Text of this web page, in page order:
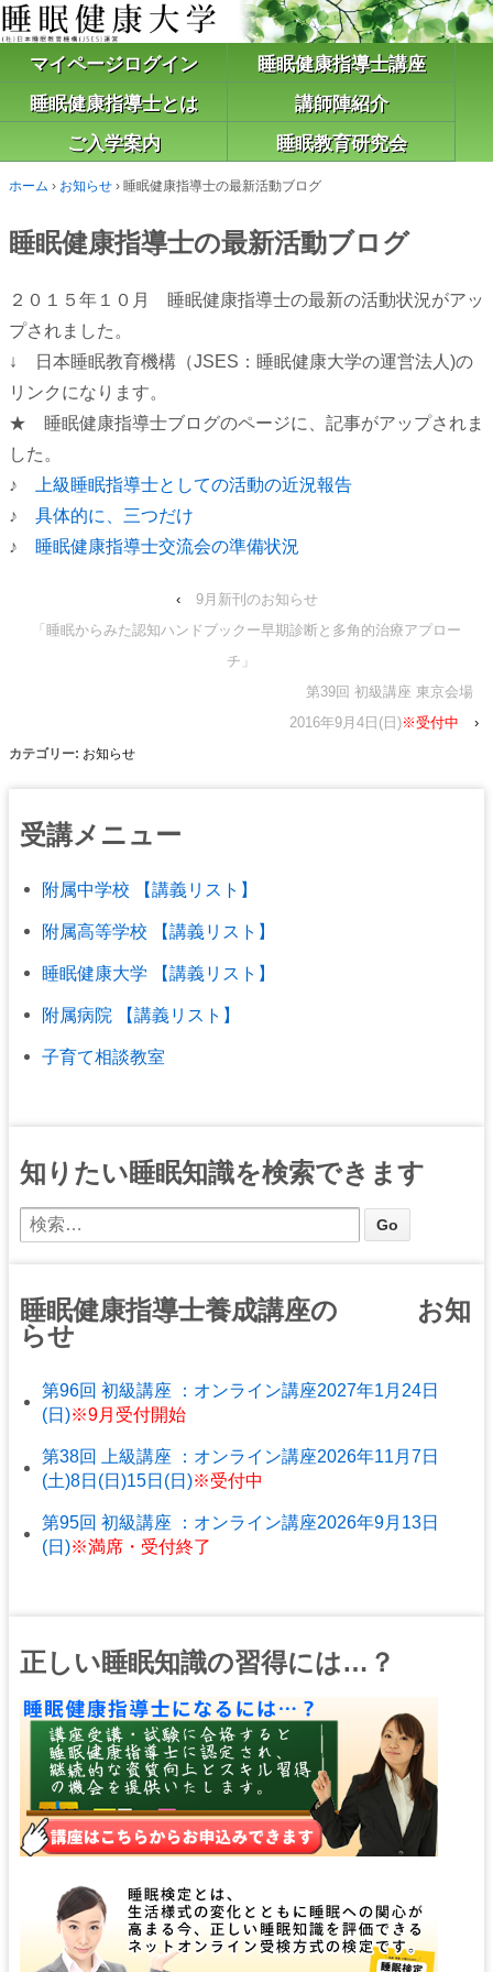
マイページログイン
睡眠健康指導士講座
睡眠健康指導士とは
講師陣紹介
ご入学案内
睡眠教育研究会
ホーム › お知らせ › 睡眠健康指導士の最新活動ブログ
睡眠健康指導士の最新活動ブログ
２０１５年１０月 睡眠健康指導士の最新の活動状況がアッ
プされました。
↓ 日本睡眠教育機構（JSES：睡眠健康大学の運営法人)の
リンクになります。
★ 睡眠健康指導士ブログのページに、記事がアップされま
した。
♪
上級睡眠指導士としての活動の近況報告
♪ 具体的に、三つだけ
♪ 睡眠健康指導士交流会の準備状況
‹
9月新刊のお知らせ
「睡眠からみた認知ハンドブックー早期診断と多角的治療アプロー
チ」
第39回 初級講座 東京会場
2016年9月4日(日)※受付中 ›
カテゴリー: お知らせ
受講メニュー
附属中学校 【講義リスト】
附属高等学校 【講義リスト】
睡眠健康大学 【講義リスト】
附属病院 【講義リスト】
子育て相談教室
知りたい睡眠知識を検索できます
睡眠健康指導士養成講座の お知
らせ
第96回 初級講座 ：オンライン講座2027年1月24日
(日)※9月受付開始
第38回 上級講座 ：オンライン講座2026年11月7日
(土)8日(日)15日(日)※受付中
第95回 初級講座 ：オンライン講座2026年9月13日
(日)※満席・受付終了
正しい睡眠知識の習得には…？